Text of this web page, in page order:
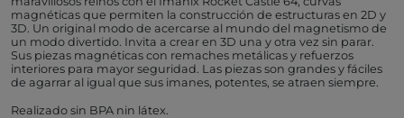
magnéticas que permiten la construcción de estructuras en 2D y
3D. Un original modo de acercarse al mundo del magnetismo de
un modo divertido. Invita a crear en 3D una y otra vez sin parar.
Sus piezas magnéticas con remaches metálicas y refuerzos
interiores para mayor seguridad. Las piezas son grandes y fáciles
de agarrar al igual que sus imanes, potentes, se atraen siempre.
Realizado sin BPA nin látex.